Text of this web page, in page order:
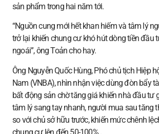
sản phẩm trong hai năm tới.
“Nguồn cung mới hết khan hiếm và tâm lý
trở lại khiến chung cư khó hút dòng tiền đầu
ngoái”, ông Toản cho hay.
Ông Nguyễn Quốc Hùng, Phó chủ tịch Hiệp
Nam (VNBA), nhìn nhận việc dùng đòn bẩy
bất động sản chờ tăng giá khiến nhà đầu tư
tâm lý sang tay nhanh, người mua sau tăng
so với chủ sở hữu trước, khiến mức chênh